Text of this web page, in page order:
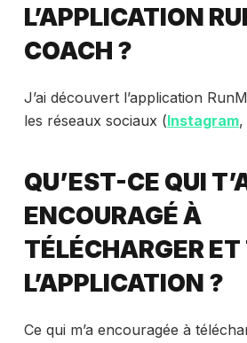
L’APPLICATION
COACH ?
J’ai découvert l’application
les réseaux sociaux (Instagram,
QU’EST-CE QUI
ENCOURAGÉ À
TÉLÉCHARGER
L’APPLICATION ?
Ce qui m’a encouragée à